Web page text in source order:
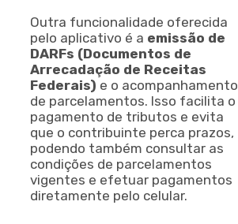
Outra funcionalidade oferecida
pelo aplicativo é a emissão de
DARFs (Documentos de
Arrecadação de Receitas
Federais) e o acompanhamento
de parcelamentos. Isso facilita o
pagamento de tributos e evita
que o contribuinte perca prazos,
podendo também consultar as
condições de parcelamentos
vigentes e efetuar pagamentos
diretamente pelo celular.